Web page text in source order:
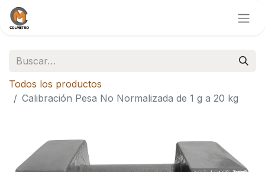
Todos los productos
Calibración Pesa No Normalizada de 1 g a 20 kg